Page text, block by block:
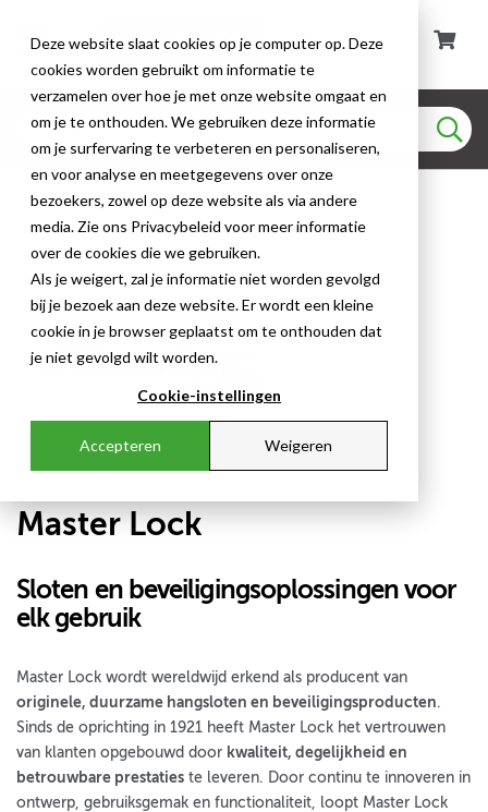
Deze website slaat cookies op je computer op. Deze
cookies worden gebruikt om informatie te
verzamelen over hoe je met onze website omgaat en
om je te onthouden. We gebruiken deze informatie
om je surfervaring te verbeteren en personaliseren,
en voor analyse en meetgegevens over onze
bezoekers, zowel op deze website als via andere
media. Zie ons Privacybeleid voor meer informatie
over de cookies die we gebruiken.
Als je weigert, zal je informatie niet worden gevolgd
bij je bezoek aan deze website. Er wordt een kleine
cookie in je browser geplaatst om te onthouden dat
je niet gevolgd wilt worden.
Cookie-instellingen
Accepteren Weigeren
Merken Master Lock
Master Lock
Sloten en beveiligingsoplossingen voor
elk gebruik
Master Lock wordt wereldwijd erkend als producent van
originele, duurzame hangsloten en beveiligingsproducten.
Sinds de oprichting in 1921 heeft Master Lock het vertrouwen
van klanten opgebouwd door kwaliteit, degelijkheid en
betrouwbare prestaties te leveren. Door continu te innoveren in
ontwerp, gebruiksgemak en functionaliteit, loopt Master Lock